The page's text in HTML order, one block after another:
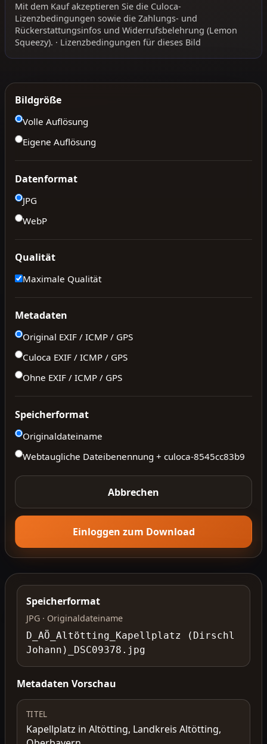
Mit dem Kauf akzeptieren Sie die Culoca-
Lizenzbedingungen sowie die Zahlungs- und
Rückerstattungsinfos und Widerrufsbelehrung (Lemon
Squeezy). · Lizenzbedingungen für dieses Bild
Bildgröße
Volle Auflösung
Eigene Auflösung
Datenformat
JPG
WebP
Qualität
Maximale Qualität
Metadaten
Original EXIF / ICMP / GPS
Culoca EXIF / ICMP / GPS
Ohne EXIF / ICMP / GPS
Speicherformat
Originaldateiname
Webtaugliche Dateibenennung + culoca-8545cc83b9
Abbrechen
Einloggen zum Download
Speicherformat
JPG · Originaldateiname
D_AÖ_Altötting_Kapellplatz (Dirschl
Johann)_DSC09378.jpg
Metadaten Vorschau
TITEL
Kapellplatz in Altötting, Landkreis Altötting,